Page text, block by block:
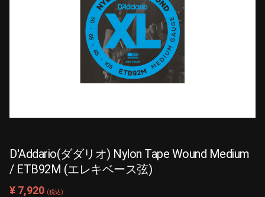
D'Addario(ダダリオ) Nylon Tape Wound Medium
/ ETB92M (エレキベース弦)
¥ 7,920 (税込)